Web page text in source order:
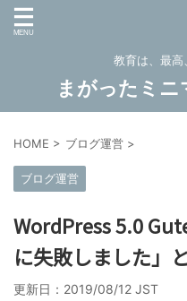
教育は、最高
まがったミ
HOME > ブログ運営 >
ブログ運営
WordPress 5.0
に失敗しました」
更新日： 2019/08/12 JST